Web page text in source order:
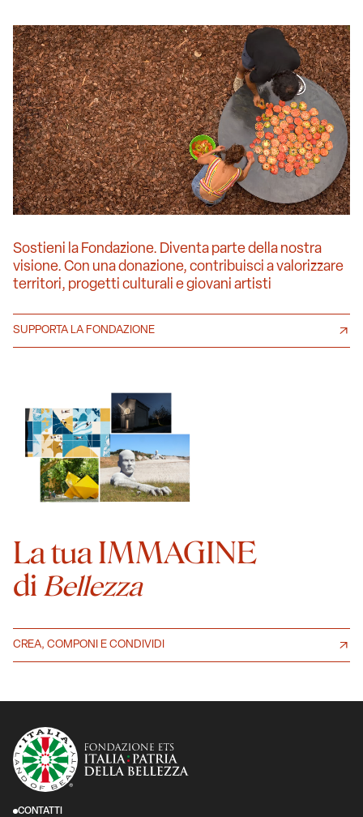
Sostieni la Fondazione. Diventa parte della nostra
visione. Con una donazione, contribuisci a valorizzare
territori, progetti culturali e giovani artisti
SUPPORTA LA FONDAZIONE
La tua IMMAGINE
di Bellezza
CREA, COMPONI E CONDIVIDI
CONTATTI